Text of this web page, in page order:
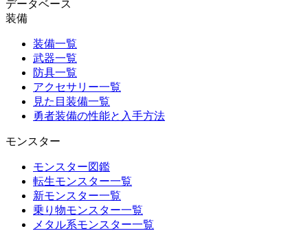
データベース
装備
装備一覧
武器一覧
防具一覧
アクセサリー一覧
見た目装備一覧
勇者装備の性能と入手方法
モンスター
モンスター図鑑
転生モンスター一覧
新モンスター一覧
乗り物モンスター一覧
メタル系モンスター一覧